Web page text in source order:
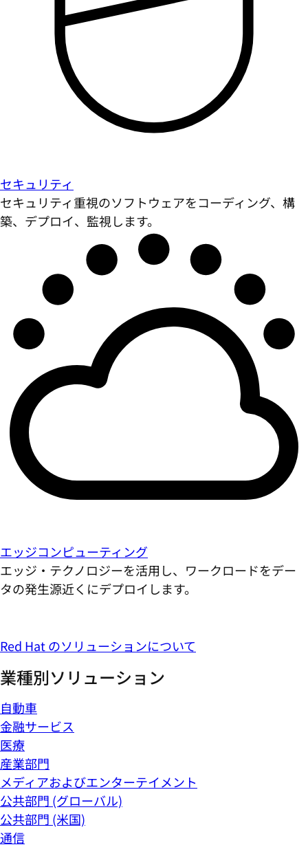
セキュリティ
セキュリティ重視のソフトウェアをコーディング、構
築、デプロイ、監視します。
エッジコンピューティング
エッジ・テクノロジーを活用し、ワークロードをデー
タの発生源近くにデプロイします。
Red Hat のソリューションについて
業種別ソリューション
自動車
金融サービス
医療
産業部門
メディアおよびエンターテイメント
公共部門 (グローバル)
公共部門 (米国)
通信